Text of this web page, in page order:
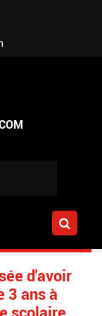
d'avoir
3 ans à